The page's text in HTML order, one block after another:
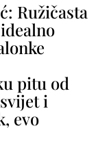
Ružičasta
pitu od
i
evo